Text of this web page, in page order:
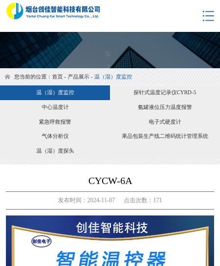
网站首页
产品展示
淘宝商城
解决方案
监控平台
您当前的位置： 首页 - 产品展示- 温（湿）度监控
温（湿）度监控 探针式温度记录仪CYRD-5
中心温度计 氨罐液位压力温度报警
紧急呼救报警 电子式硬度计
气体分析仪 果品包装生产线二维码统计管理系统
温（湿）度探头
CYCW-6A
发布时间：2024-11-07 点击次数：171